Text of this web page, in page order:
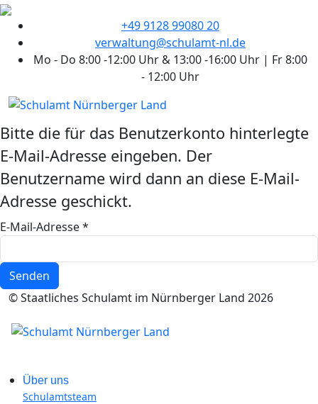
+49 9128 99080 20
verwaltung@schulamt-nl.de
Mo - Do 8:00 -12:00 Uhr & 13:00 -16:00 Uhr | Fr 8:00
- 12:00 Uhr
Bitte die für das Benutzerkonto hinterlegte
E-Mail-Adresse eingeben. Der
Benutzername wird dann an diese E-Mail-
Adresse geschickt.
E-Mail-Adresse*
Senden
© Staatliches Schulamt im Nürnberger Land 2026
Über uns
Schulamtsteam